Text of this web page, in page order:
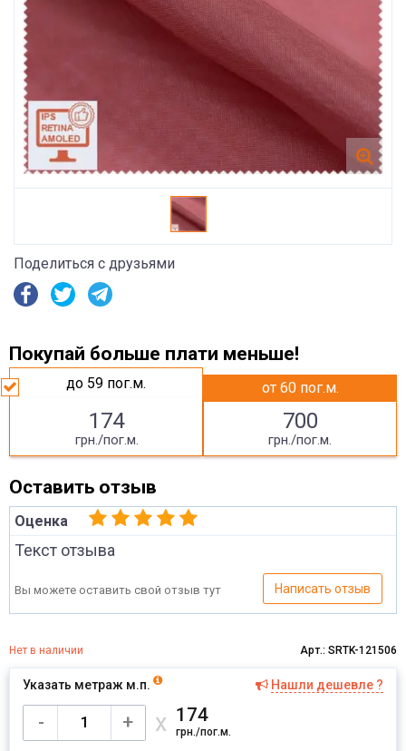
Поделиться с друзьями
Покупай больше плати меньше!
до 59 пог.м.
174
грн./пог.м.
от 60 пог.м.
700
грн./пог.м.
Оставить отзыв
Оценка
Текст отзыва
Вы можете оставить свой отзыв тут Написать отзыв
Нет в наличии Арт.: SRTK-121506
Указать метраж м.п. Нашли дешевле ?
- + х 174
грн./пог.м.